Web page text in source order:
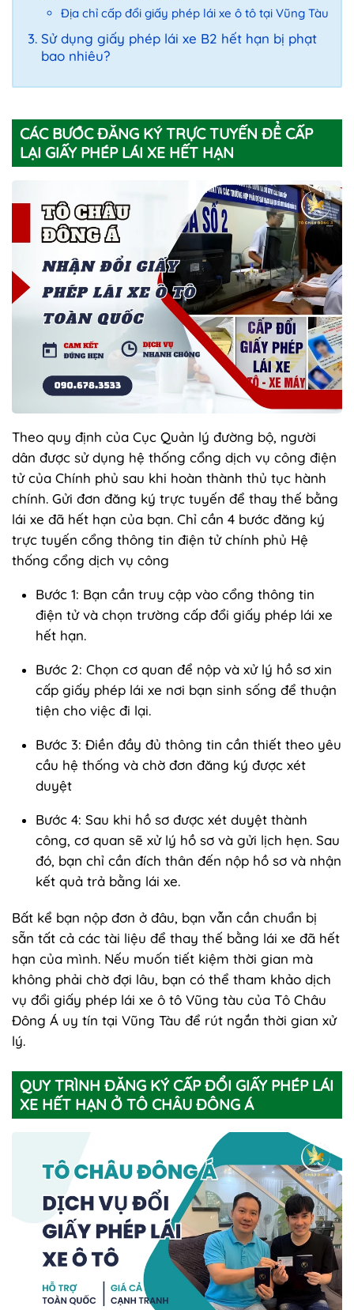
Địa chỉ cấp đổi giấy phép lái xe ô tô tại Vũng Tàu
Sử dụng giấy phép lái xe B2 hết hạn bị phạt
bao nhiêu?
CÁC BƯỚC ĐĂNG KÝ TRỰC TUYẾN ĐỂ CẤP
LẠI GIẤY PHÉP LÁI XE HẾT HẠN
Theo quy định của Cục Quản lý đường bộ, người
dân được sử dụng hệ thống cổng dịch vụ công điện
tử của Chính phủ sau khi hoàn thành thủ tục hành
chính. Gửi đơn đăng ký trực tuyến để thay thế bằng
lái xe đã hết hạn của bạn. Chỉ cần 4 bước đăng ký
trực tuyến cổng thông tin điện tử chính phủ Hệ
thống cổng dịch vụ công
Bước 1: Bạn cần truy cập vào cổng thông tin
điện tử và chọn trường cấp đổi giấy phép lái xe
hết hạn.
Bước 2: Chọn cơ quan để nộp và xử lý hồ sơ xin
cấp giấy phép lái xe nơi bạn sinh sống để thuận
tiện cho việc đi lại.
Bước 3: Điền đầy đủ thông tin cần thiết theo yêu
cầu hệ thống và chờ đơn đăng ký được xét
duyệt
Bước 4: Sau khi hồ sơ được xét duyệt thành
công, cơ quan sẽ xử lý hồ sơ và gửi lịch hẹn. Sau
đó, bạn chỉ cần đích thân đến nộp hồ sơ và nhận
kết quả trả bằng lái xe.
Bất kể bạn nộp đơn ở đâu, bạn vẫn cần chuẩn bị
sẵn tất cả các tài liệu để thay thế bằng lái xe đã hết
hạn của mình. Nếu muốn tiết kiệm thời gian mà
không phải chờ đợi lâu, bạn có thể tham khảo dịch
vụ đổi giấy phép lái xe ô tô Vũng tàu của Tô Châu
Đông Á uy tín tại Vũng Tàu để rút ngắn thời gian xử
lý.
QUY TRÌNH ĐĂNG KÝ CẤP ĐỔI GIẤY PHÉP LÁI
XE HẾT HẠN Ở TÔ CHÂU ĐÔNG Á